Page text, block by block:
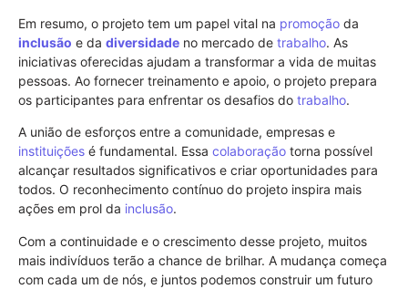
Em resumo, o projeto tem um papel vital na promoção da
inclusão e da diversidade no mercado de trabalho. As
iniciativas oferecidas ajudam a transformar a vida de muitas
pessoas. Ao fornecer treinamento e apoio, o projeto prepara
os participantes para enfrentar os desafios do trabalho.
A união de esforços entre a comunidade, empresas e
instituições é fundamental. Essa colaboração torna possível
alcançar resultados significativos e criar oportunidades para
todos. O reconhecimento contínuo do projeto inspira mais
ações em prol da inclusão.
Com a continuidade e o crescimento desse projeto, muitos
mais indivíduos terão a chance de brilhar. A mudança começa
com cada um de nós, e juntos podemos construir um futuro